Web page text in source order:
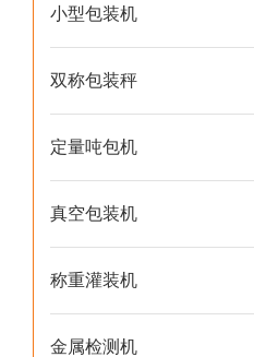
小型包装机
双称包装秤
定量吨包机
真空包装机
称重灌装机
金属检测机